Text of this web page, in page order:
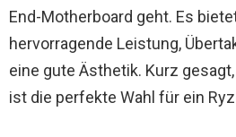
End-Motherboard geht. Es
hervorragende Leistung,
eine gute Ästhetik. Kurz
ist die perfekte Wahl für ein